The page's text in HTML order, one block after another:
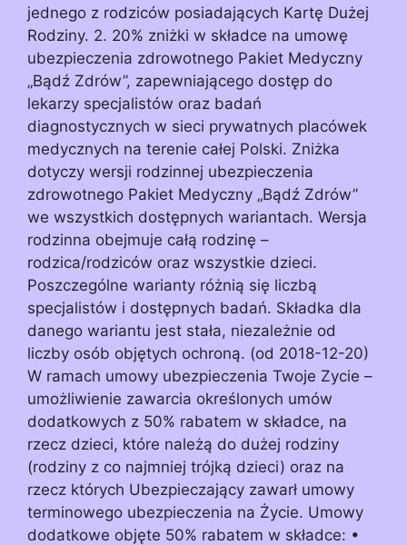
jednego z rodziców posiadających Kartę Dużej
Rodziny. 2. 20% zniżki w składce na umowę
ubezpieczenia zdrowotnego Pakiet Medyczny
„Bądź Zdrów”, zapewniającego dostęp do
lekarzy specjalistów oraz badań
diagnostycznych w sieci prywatnych placówek
medycznych na terenie całej Polski. Zniżka
dotyczy wersji rodzinnej ubezpieczenia
zdrowotnego Pakiet Medyczny „Bądź Zdrów”
we wszystkich dostępnych wariantach. Wersja
rodzinna obejmuje całą rodzinę –
rodzica/rodziców oraz wszystkie dzieci.
Poszczególne warianty różnią się liczbą
specjalistów i dostępnych badań. Składka dla
danego wariantu jest stała, niezależnie od
liczby osób objętych ochroną. (od 2018-12-20)
W ramach umowy ubezpieczenia Twoje Zycie –
umożliwienie zawarcia określonych umów
dodatkowych z 50% rabatem w składce, na
rzecz dzieci, które należą do dużej rodziny
(rodziny z co najmniej trójką dzieci) oraz na
rzecz których Ubezpieczający zawarł umowy
terminowego ubezpieczenia na Życie. Umowy
dodatkowe objęte 50% rabatem w składce: •